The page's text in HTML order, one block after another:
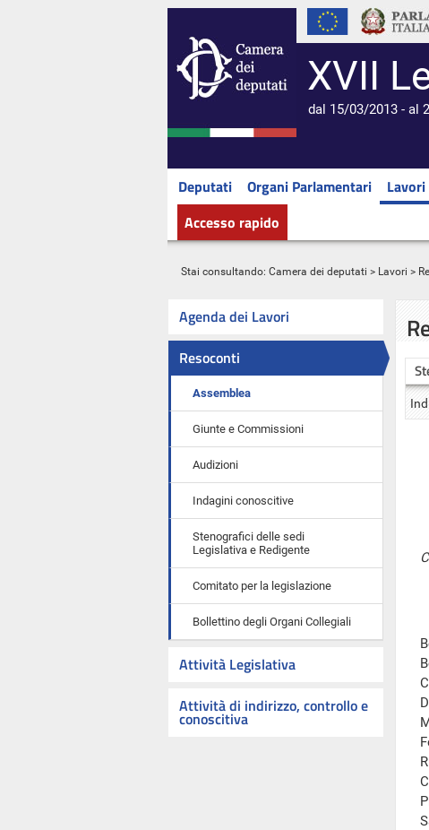
XVII
dal 15/03/2013 - al
Deputati Organi Parlamentari Lavori
Accesso rapido
Stai consultando: Camera dei deputati > Lavori >
Agenda dei Lavori
Resoconti
Assemblea
Giunte e Commissioni
Audizioni
Indagini conoscitive
Stenografici delle sedi
Legislativa e Redigente
Comitato per la legislazione
Bollettino degli Organi Collegiali
Attività Legislativa
Attività di indirizzo, controllo e
conoscitiva